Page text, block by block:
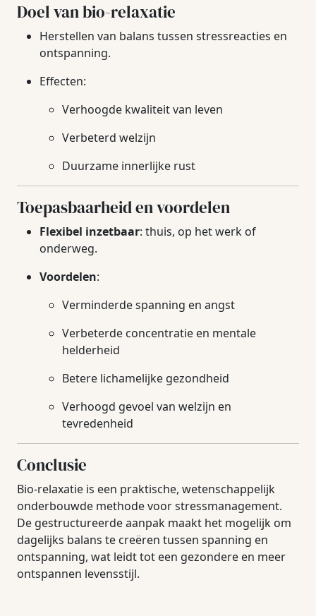
Doel van bio-relaxatie
Herstellen van balans tussen stressreacties en
ontspanning.
Effecten:
Verhoogde kwaliteit van leven
Verbeterd welzijn
Duurzame innerlijke rust
Toepasbaarheid en voordelen
Flexibel inzetbaar: thuis, op het werk of
onderweg.
Voordelen:
Verminderde spanning en angst
Verbeterde concentratie en mentale
helderheid
Betere lichamelijke gezondheid
Verhoogd gevoel van welzijn en
tevredenheid
Conclusie
Bio-relaxatie is een praktische, wetenschappelijk
onderbouwde methode voor stressmanagement.
De gestructureerde aanpak maakt het mogelijk om
dagelijks balans te creëren tussen spanning en
ontspanning, wat leidt tot een gezondere en meer
ontspannen levensstijl.